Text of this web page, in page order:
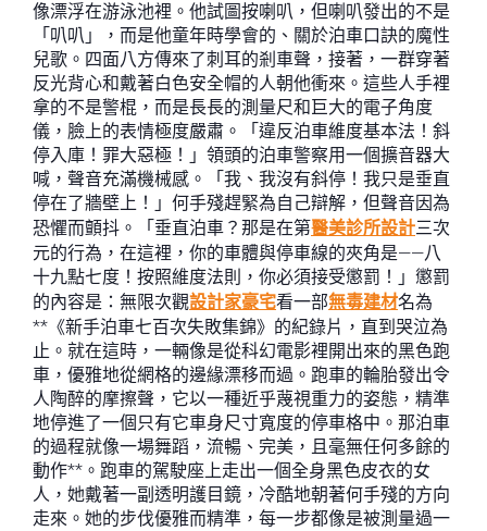
像漂浮在游泳池裡。他試圖按喇叭，但喇叭發出的不是
「叭叭」，而是他童年時學會的、關於泊車口訣的魔性
兒歌。四面八方傳來了刺耳的剎車聲，接著，一群穿著
反光背心和戴著白色安全帽的人朝他衝來。這些人手裡
拿的不是警棍，而是長長的測量尺和巨大的電子角度
儀，臉上的表情極度嚴肅。「違反泊車維度基本法！斜
停入庫！罪大惡極！」領頭的泊車警察用一個擴音器大
喊，聲音充滿機械感。「我、我沒有斜停！我只是垂直
停在了牆壁上！」何手殘趕緊為自己辯解，但聲音因為
恐懼而顫抖。「垂直泊車？那是在第醫美診所設計三次
元的行為，在這裡，你的車體與停車線的夾角是——八
十九點七度！按照維度法則，你必須接受懲罰！」懲罰
的內容是：無限次觀設計家豪宅看一部無毒建材名為
**《新手泊車七百次失敗集錦》的紀錄片，直到哭泣為
止。就在這時，一輛像是從科幻電影裡開出來的黑色跑
車，優雅地從網格的邊緣漂移而過。跑車的輪胎發出令
人陶醉的摩擦聲，它以一種近乎蔑視重力的姿態，精準
地停進了一個只有它車身尺寸寬度的停車格中。那泊車
的過程就像一場舞蹈，流暢、完美，且毫無任何多餘的
動作**。跑車的駕駛座上走出一個全身黑色皮衣的女
人，她戴著一副透明護目鏡，冷酷地朝著何手殘的方向
走來。她的步伐優雅而精準，每一步都像是被測量過一